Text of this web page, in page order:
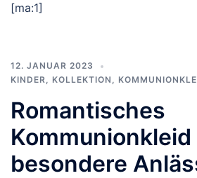
[ma:1]
12. JANUAR 2023
KINDER, KOLLEKTION ,
Romantisches
besondere